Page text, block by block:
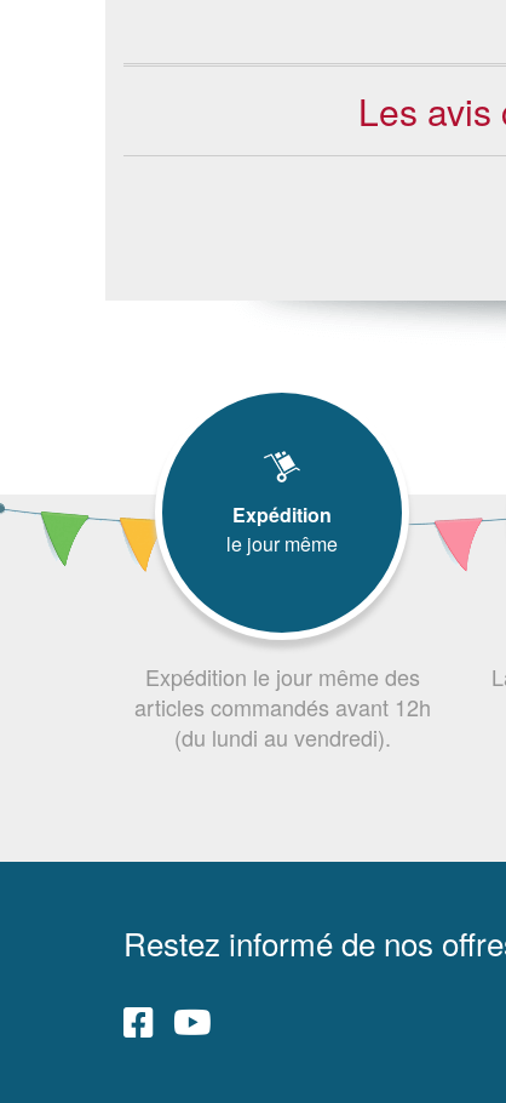
Les
Expédition
le jour même
Expédition le jour même des
articles commandés avant 12h
(du lundi au vendredi).
Restez informé de nos